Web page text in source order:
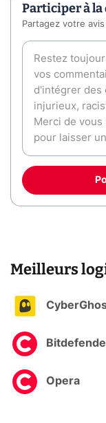
Participer à
Partagez votre
Meilleurs
Opera